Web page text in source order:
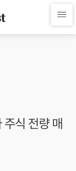
식 전량 매